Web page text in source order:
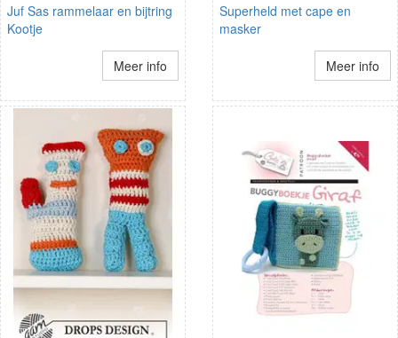
Juf Sas rammelaar en bijtring
Kootje
Meer info
Superheld met cape en
masker
Meer info